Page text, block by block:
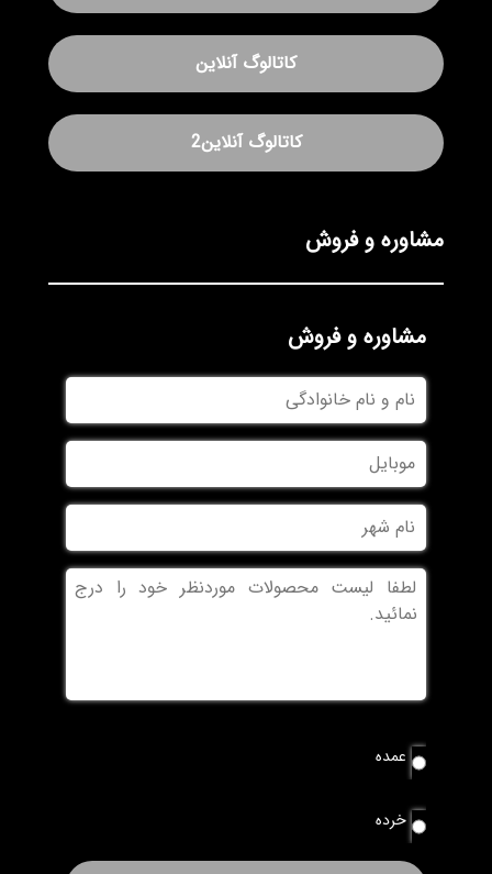
کاتالوگ آنلاین
کاتالوگ آنلاین2
مشاوره و فروش
مشاوره و فروش
نام
و
نام
خانوادگی
موبایل
نام
شهر
بدون
عنوان
نوع
سفارش
عمده
خرده